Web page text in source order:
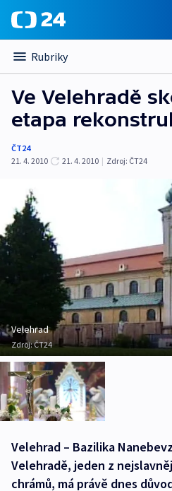
Rubriky
Ve Velehradě
etapa
ČT24
21. 4. 2010
21. 4. 2010 | Zdroj: ČT24
Velehrad
Zdroj:ČT24
Velehrad – Bazilika
Velehradě, jeden z
chrámů, má právě dnes